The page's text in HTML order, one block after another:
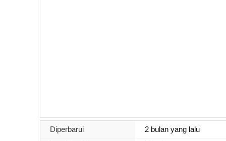
Diperbarui 2 bulan yang lalu